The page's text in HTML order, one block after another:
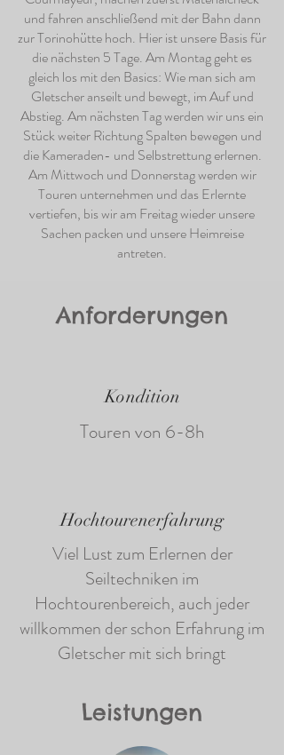
und fahren anschließend mit der Bahn dann
zur Torinohütte hoch. Hier ist unsere Basis für
die nächsten 5 Tage. Am Montag geht es
gleich los mit den Basics: Wie man sich am
Gletscher anseilt und bewegt, im Auf und
Abstieg. Am nächsten Tag werden wir uns ein
Stück weiter Richtung Spalten bewegen und
die Kameraden- und Selbstrettung erlernen.
Am Mittwoch und Donnerstag werden wir
Touren unternehmen und das Erlernte
vertiefen, bis wir am Freitag wieder unsere
Sachen packen und unsere Heimreise
antreten.
Anforderungen
Kondition
Touren von 6-8h
Hochtourenerfahrung
Viel Lust zum Erlernen der
Seiltechniken im
Hochtourenbereich, auch jeder
willkommen der schon Erfahrung im
Gletscher mit sich bringt
Leistungen